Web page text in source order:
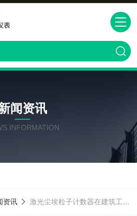
闻资讯
INFORMATION
资讯 激光尘埃粒子计数器在建筑工地安全管理中的作用